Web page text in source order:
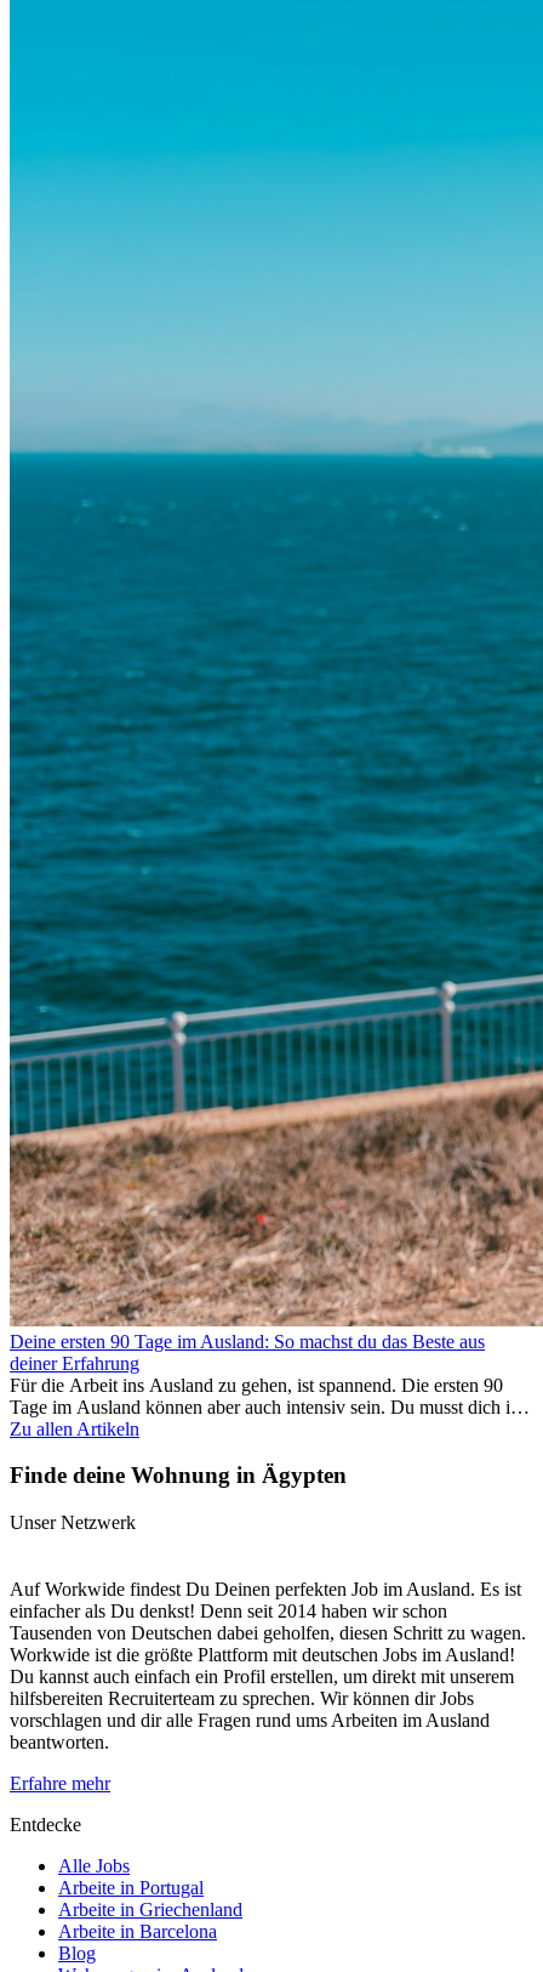
Deine ersten 90 Tage im Ausland: So machst du das Beste aus
deiner Erfahrung
Für die Arbeit ins Ausland zu gehen, ist spannend. Die ersten 90
Tage im Ausland können aber auch intensiv sein. Du musst dich in
einem neuen Job einfinden, ein soziales Umfeld aufbauen, die
zeigt dir, wie du deine ersten Monate im Ausland optimal nutzt,
damit du beruflich erfolgreich bist und dich persönlich
weiterentwickelst. Wenn du diese Tipps berücksichtigst, fällt dir das
Zu allen Artikeln
Finde deine Wohnung in Ägypten
Unser Netzwerk
Auf Workwide findest Du Deinen perfekten Job im Ausland. Es ist
einfacher als Du denkst! Denn seit 2014 haben wir schon
Tausenden von Deutschen dabei geholfen, diesen Schritt zu wagen.
Workwide ist die größte Plattform mit deutschen Jobs im Ausland!
Du kannst auch einfach ein Profil erstellen, um direkt mit unserem
hilfsbereiten Recruiterteam zu sprechen. Wir können dir Jobs
vorschlagen und dir alle Fragen rund ums Arbeiten im Ausland
beantworten.
Erfahre mehr
Entdecke
Alle Jobs
Arbeite in Portugal
Arbeite in Griechenland
Arbeite in Barcelona
Blog